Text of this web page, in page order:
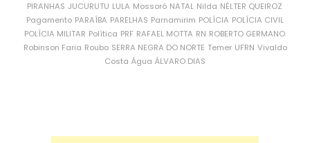
PIRANHAS JUCURUTU LULA Mossoró NATAL Nilda NÉLTER QUEIROZ
Pagamento PARAÍBA PARELHAS Parnamirim POLÍCIA POLÍCIA CIVIL
POLÍCIA MILITAR Política PRF RAFAEL MOTTA RN ROBERTO GERMANO
Robinson Faria Roubo SERRA NEGRA DO NORTE Temer UFRN Vivaldo
Costa Água ÁLVARO DIAS